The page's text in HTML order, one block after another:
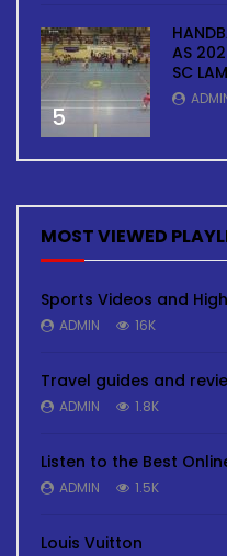
5
AS
SC
MOST VIEWED
Sports Videos and
ADMIN 16K
Travel guides and
ADMIN 1.8K
Listen to the Best
ADMIN 1.5K
Louis Vuitton